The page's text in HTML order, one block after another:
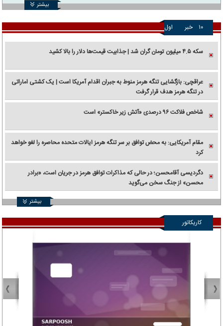
بیشتر
۱۰ خبر اول
سکه ۴.۵ میلیون تومان گران شد | جذابیت قیمت‌ها دلار را بالا کشید
عراقچی: بازگشایی تنگه هرمز منوط به جبران اقدام آمریکا است | یک کشتی اماراتی
در تنگه هرمز هدف قرار گرفت
شاخص فلاکت ۹۶ درصدی «آتش زیر خاکستر» است
مقام آمریکایی: به محض توافق بر سر تنگه هرمز ایالات متحده محاصره را لغو خواهد
کرد
دگردیسی آقامحسن؛ در حالی که مذاکرات توافق هرمز در جریان است، «برادر
محسن» از جنگ سخن می‌گوید
بیشتر
کاریکاتور